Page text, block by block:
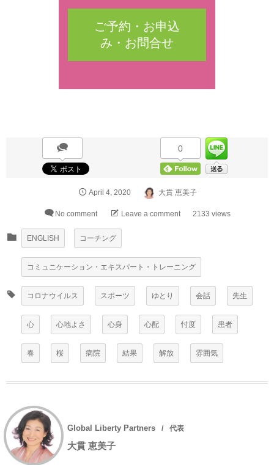
ご予約・お申込
み・お問合せ
0
April 4 2020 大貫 恵美子
No comment Leave a comment 2133 views
ENGLISH コーチング
コミュニケーション・エキスパート・トレーニング
コロナウイルス スポーツ ゆとり 会話 先生
心 心地よさ 心身 心配 忖度 患者
春 桜 病院 結果 解放 雰囲気
Global Liberty Partners 代表
大貫 恵美子